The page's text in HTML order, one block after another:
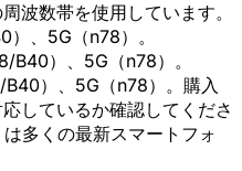
波数帯を使用しています。
、5G（n78）。
）、5G（n78）。
）、5G（n78）。購入
しているか確認してくださ
多くの最新スマートフォ